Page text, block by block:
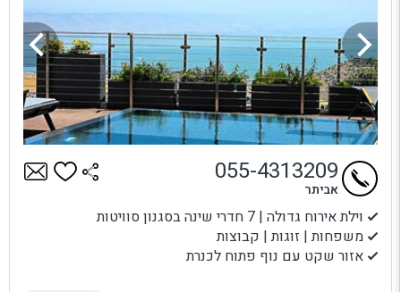
וילת אירוח גדולה | 7 חדרי שינה בסגנון סוויטות
משפחות | זוגות | קבוצות
אזור שקט עם נוף פתוח לכנרת
055-4313209
אביתר